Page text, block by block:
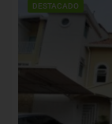
DESTACADO